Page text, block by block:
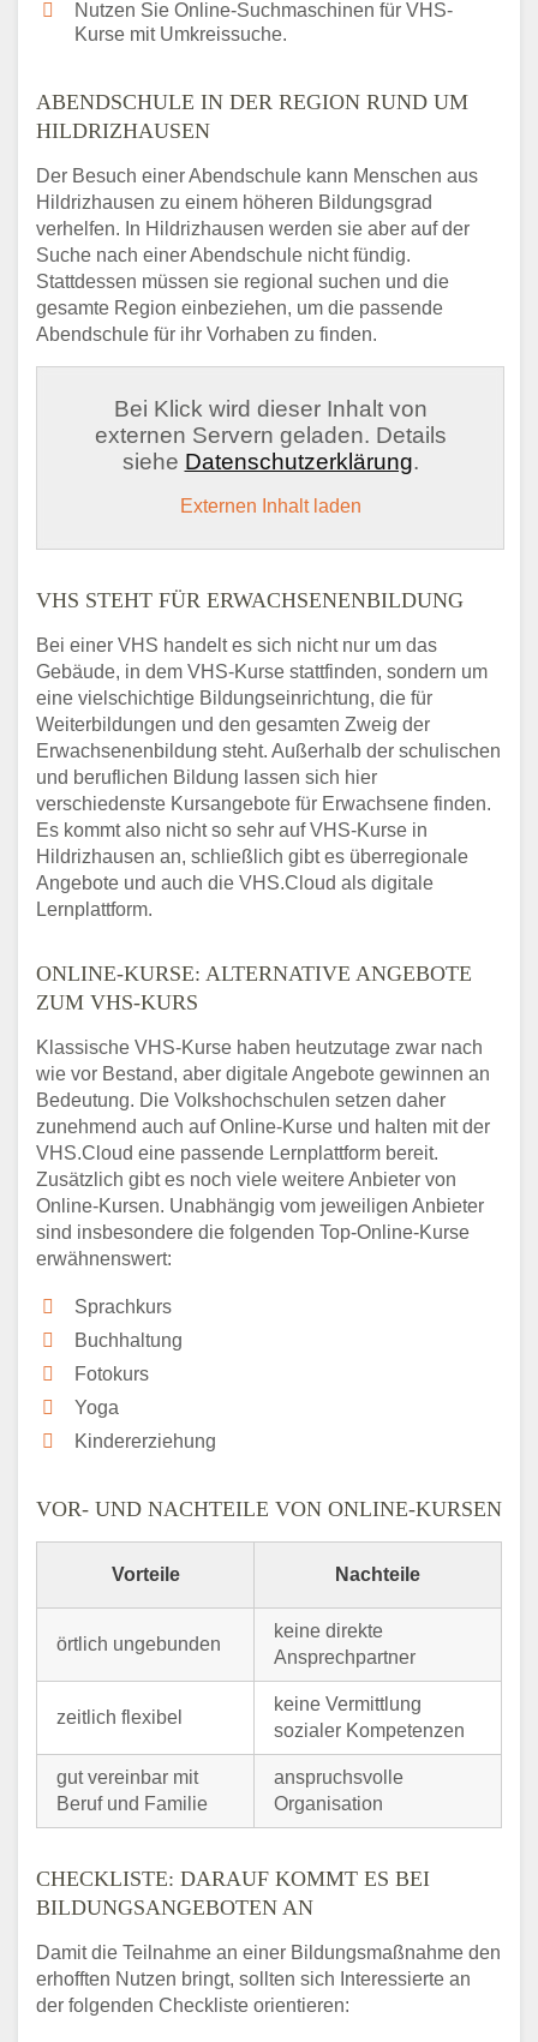
Nutzen Sie Online-Suchmaschinen für VHS-
Kurse mit Umkreissuche.
ABENDSCHULE IN DER REGION RUND UM
HILDRIZHAUSEN
Der Besuch einer Abendschule kann Menschen aus
Hildrizhausen zu einem höheren Bildungsgrad
verhelfen. In Hildrizhausen werden sie aber auf der
Suche nach einer Abendschule nicht fündig.
Stattdessen müssen sie regional suchen und die
gesamte Region einbeziehen, um die passende
Abendschule für ihr Vorhaben zu finden.
Bei Klick wird dieser Inhalt von
externen Servern geladen. Details
siehe Datenschutzerklärung.
Externen Inhalt laden
VHS STEHT FÜR ERWACHSENENBILDUNG
Bei einer VHS handelt es sich nicht nur um das
Gebäude, in dem VHS-Kurse stattfinden, sondern um
eine vielschichtige Bildungseinrichtung, die für
Weiterbildungen und den gesamten Zweig der
Erwachsenenbildung steht. Außerhalb der schulischen
und beruflichen Bildung lassen sich hier
verschiedenste Kursangebote für Erwachsene finden.
Es kommt also nicht so sehr auf VHS-Kurse in
Hildrizhausen an, schließlich gibt es überregionale
Angebote und auch die VHS.Cloud als digitale
Lernplattform.
ONLINE-KURSE: ALTERNATIVE ANGEBOTE
ZUM VHS-KURS
Klassische VHS-Kurse haben heutzutage zwar nach
wie vor Bestand, aber digitale Angebote gewinnen an
Bedeutung. Die Volkshochschulen setzen daher
zunehmend auch auf Online-Kurse und halten mit der
VHS.Cloud eine passende Lernplattform bereit.
Zusätzlich gibt es noch viele weitere Anbieter von
Online-Kursen. Unabhängig vom jeweiligen Anbieter
sind insbesondere die folgenden Top-Online-Kurse
erwähnenswert:
Sprachkurs
Buchhaltung
Fotokurs
Yoga
Kindererziehung
VOR- UND NACHTEILE VON ONLINE-KURSEN
Vorteile Nachteile
örtlich ungebunden
keine direkte
Ansprechpartner
zeitlich flexibel
keine Vermittlung
sozialer Kompetenzen
gut vereinbar mit
Beruf und Familie
anspruchsvolle
Organisation
CHECKLISTE: DARAUF KOMMT ES BEI
BILDUNGSANGEBOTEN AN
Damit die Teilnahme an einer Bildungsmaßnahme den
erhofften Nutzen bringt, sollten sich Interessierte an
der folgenden Checkliste orientieren: